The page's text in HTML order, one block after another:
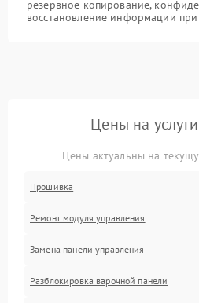
резервное копирование,
восстановление информации
Цены на
Цены актуальны на
Прошивка
Ремонт модуля управления
Замена панели управления
Разблокировка варочной панели